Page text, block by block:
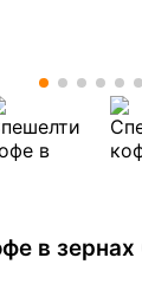
в зернах